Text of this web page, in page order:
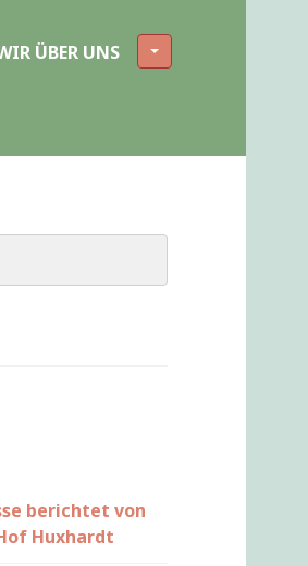
ÜBER UNS
berichtet von
Huxhardt